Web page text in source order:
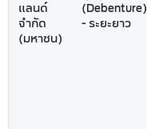
แลนด์
จำกัด
(มหาชน)
(Debenture)
- ระยะยาว